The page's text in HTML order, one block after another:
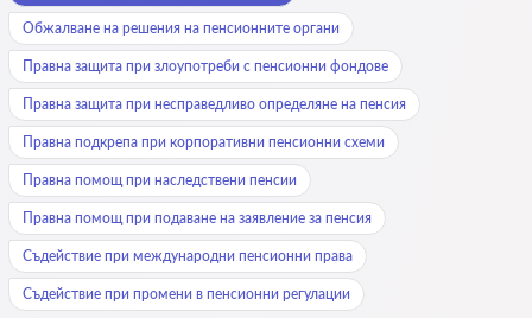
Обжалване на решения на пенсионните органи
Правна защита при злоупотреби с пенсионни фондове
Правна защита при несправедливо определяне на пенсия
Правна подкрепа при корпоративни пенсионни схеми
Правна помощ при наследствени пенсии
Правна помощ при подаване на заявление за пенсия
Съдействие при международни пенсионни права
Съдействие при промени в пенсионни регулации